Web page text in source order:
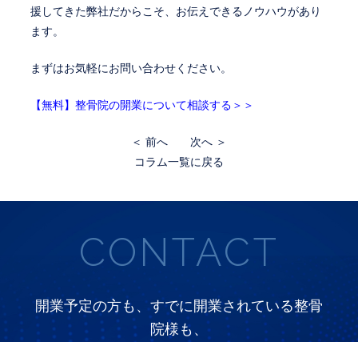
援してきた弊社だからこそ、お伝えできるノウハウがあり
ます。
まずはお気軽にお問い合わせください。
【無料】整骨院の開業について相談する＞＞
＜ 前へ
次へ ＞
コラム一覧に戻る
CONTACT
開業予定の方も、すでに開業されている整骨
院様も、